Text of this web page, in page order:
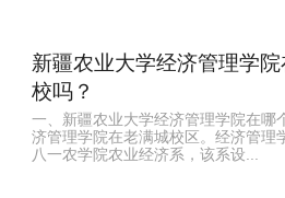
新疆农业大学经济管理学
校吗？
一、新疆农业大学经济管理学院在哪
济管理学院在老满城校区。经济管理
八一农学院农业经济系，该系设...